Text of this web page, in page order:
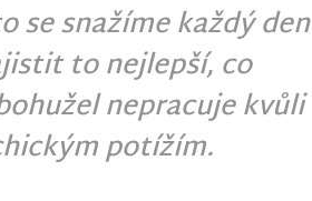
se snažíme každý den
to nejlepší, co
nepracuje kvůli
potížím.